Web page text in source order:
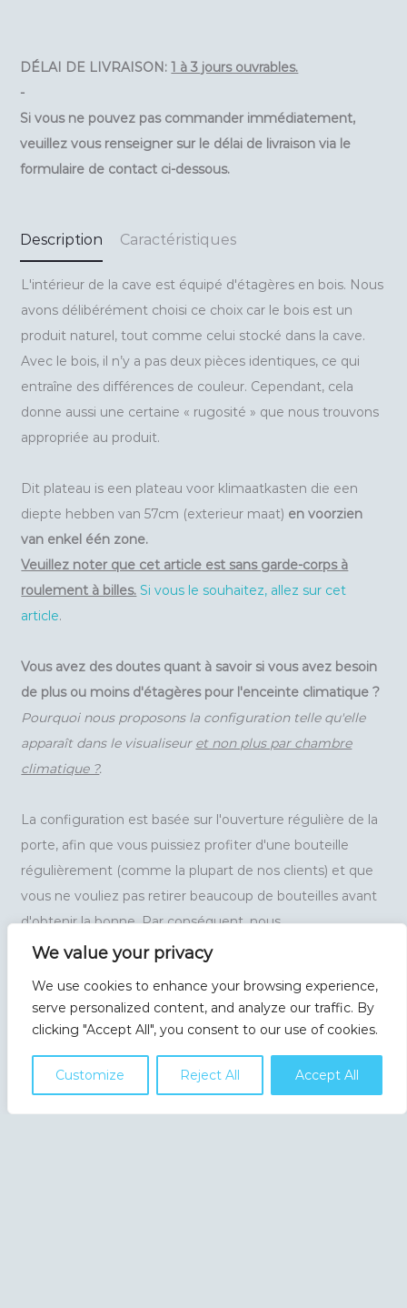
We value your privacy
We use cookies to enhance your browsing experience,
serve personalized content, and analyze our traffic. By
clicking "Accept All", you consent to our use of cookies.
Customize Reject All Accept All
DÉLAI DE LIVRAISON: 1 à 3 jours ouvrables.
-
Si vous ne pouvez pas commander immédiatement,
veuillez vous renseigner sur le délai de livraison via le
formulaire de contact ci-dessous.
Description Caractéristiques
L'intérieur de la cave est équipé d'étagères en bois. Nous
avons délibérément choisi ce choix car le bois est un
produit naturel, tout comme celui stocké dans la cave.
Avec le bois, il n’y a pas deux pièces identiques, ce qui
entraîne des différences de couleur. Cependant, cela
donne aussi une certaine « rugosité » que nous trouvons
appropriée au produit.
Dit plateau is een plateau voor klimaatkasten die een
diepte hebben van 57cm (exterieur maat) en voorzien
van enkel één zone.
Veuillez noter que cet article est sans garde-corps à
roulement à billes. Si vous le souhaitez, allez sur cet
article.
Vous avez des doutes quant à savoir si vous avez besoin
de plus ou moins d'étagères pour l'enceinte climatique ?
Pourquoi nous proposons la configuration telle qu'elle
apparaît dans le visualiseur et non plus par chambre
climatique ?.
La configuration est basée sur l'ouverture régulière de la
porte, afin que vous puissiez profiter d'une bouteille
régulièrement (comme la plupart de nos clients) et que
vous ne vouliez pas retirer beaucoup de bouteilles avant
d'obtenir la bonne. Par conséquent, nous
recommandons la configuration suggérée.
notez ce qui suit : plus il y a des clayettes, moins il y a de
capacité et vous ne regardez que du bois (planches) au
Puisque nous installons les plateformes dans notre
entrepôt, nous veillons à ce que vous disposiez de la